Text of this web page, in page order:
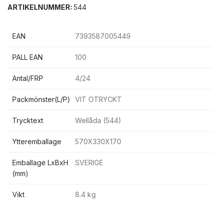
ARTIKELNUMMER: 544
EAN 7393587005449
PALL EAN 100
Antal/FRP 4/24
Packmönster(L/P) VIT OTRYCKT
Trycktext Wellåda (544)
Ytteremballage 570X330X170
Emballage LxBxH
(mm)
SVERIGE
Vikt 8.4 kg